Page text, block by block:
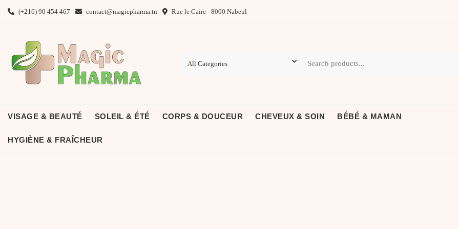
(+216) 90 454 467 contact@magicpharma.tn Rue le Caire - 8000 Nabeul
VISAGE & BEAUTÉ SOLEIL & ÉTÉ CORPS & DOUCEUR CHEVEUX & SOIN BÉBÉ & MAMAN
HYGIÈNE & FRAÎCHEUR